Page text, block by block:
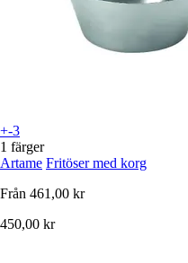
+-3
1 färger
Artame Fritöser med korg
Från 461,00 kr
450,00 kr